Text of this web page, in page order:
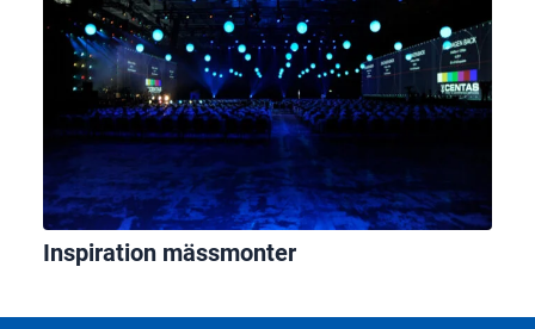
Inspiration mässmonter